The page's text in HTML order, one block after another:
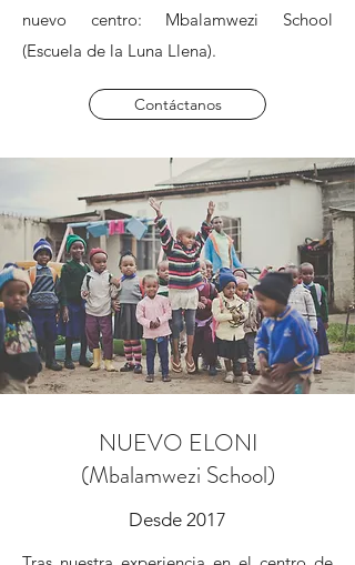
nuevo centro: Mbalamwezi School
(Escuela de la Luna Llena).
Contáctanos
NUEVO ELONI
(Mbalamwezi School)
Desde 2017